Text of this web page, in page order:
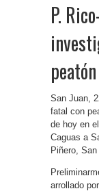
P.
San Juan,
fatal con
de hoy en
Caguas a
Piñero,
arrollado